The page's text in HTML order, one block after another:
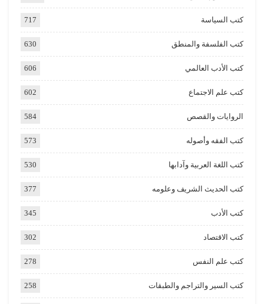
كتب السياسة 717
كتب الفلسفة والمنطق 630
كتب الأدب العالمي 606
كتب علم الاجتماع 602
الروايات والقصص 584
كتب الفقه وأصوله 573
كتب اللغة العربية وآدابها 530
كتب الحديث الشريف وعلومه 377
كتب الأدب 345
كتب الاقتصاد 302
كتب علم النفس 278
كتب السير والتراجم والطبقات 258